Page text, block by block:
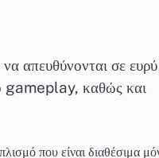
απευθύνονται σε ευρύ
gameplay, καθώς και
που είναι διαθέσιμα